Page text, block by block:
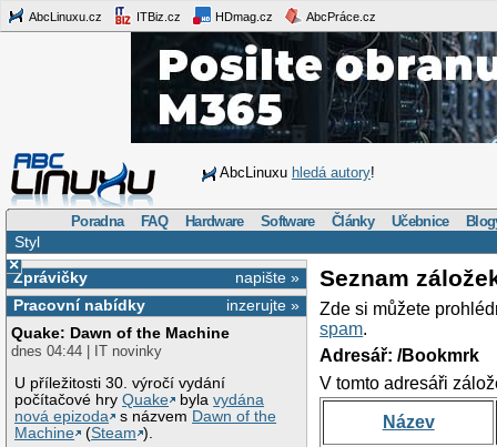
AbcLinuxu.cz ITBiz.cz HDmag.cz AbcPráce.cz
AbcLinuxu hledá autory!
Poradna FAQ Hardware Software Články Učebnice
Styl
×
napište »
Zprávičky
inzerujte »
Pracovní nabídky
Quake: Dawn of the Machine
dnes 04:44 | IT novinky
U příležitosti 30. výročí vydání
počítačové hryQuake bylavydána
nová epizoda
s názvem Dawn of the
Machine
(Steam ).
Seznam
Zde si můžete
spam.
Adresář: /Bookmrk
V tomto adresáři
Název